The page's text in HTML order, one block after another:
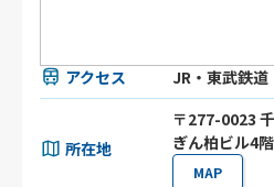
アクセス JR・東武鉄
所在地
〒277-0023
ぎん柏ビル4階
MAP